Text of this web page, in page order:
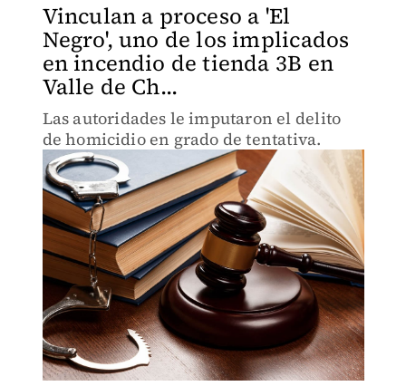
Vinculan a proceso a 'El
Negro', uno de los implicados
en incendio de tienda 3B en
Valle de Ch...
Las autoridades le imputaron el delito
de homicidio en grado de tentativa.